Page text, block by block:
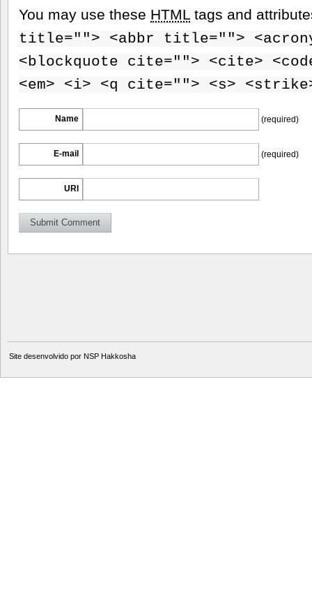
You may use these HTML tags and
title=""> <abbr title="">
<blockquote cite=""> <cite>
<em> <i> <q cite=""> <s>
Name (required)
E-mail (required)
URI
Site desenvolvido por NSP Hakkosha